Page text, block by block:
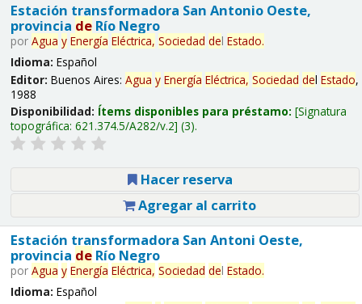
Estación transformadora San Antonio Oeste,
provincia deRío Negro
por Agua y Energía Eléctrica, Sociedad del Estado.
Idioma: Español
Editor: Buenos Aires: Agua y Energía Eléctrica, Sociedad del Estado,
1988
Disponibilidad: Ítems disponibles para préstamo: Signatura
topográfica: 621.374.5/A282/v.2 (3).
Hacer reserva
Agregar al carrito
Estación transformadora San Antoni Oeste,
provincia deRío Negro
por Agua y Energía Eléctrica, Sociedad del Estado.
Idioma: Español